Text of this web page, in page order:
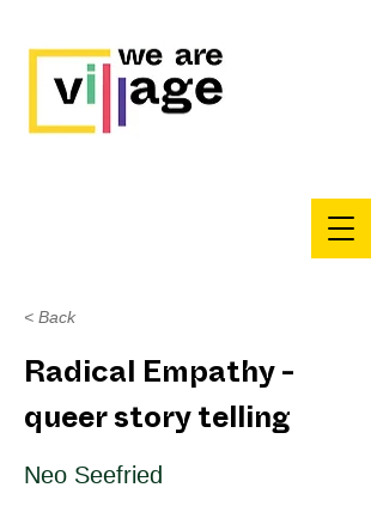
< Back
Radical Empathy -
queer story telling
Neo Seefried